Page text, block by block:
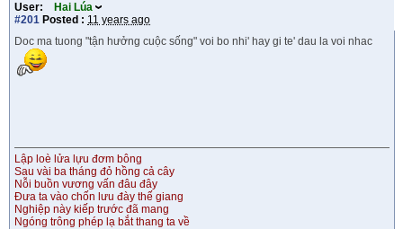
User:
Hai Lúa
#201 Posted : 11 years ago
Doc ma tuong "tận hưởng cuộc sống" voi bo nhi' hay gi te' dau la voi nhac
Lập loè lửa lựu đơm bông
Sau vài ba tháng đỏ hồng cả cây
Nỗi buồn vương vấn đâu đây
Đưa ta vào chốn lưu đày thế giang
Nghiệp này kiếp trước đã mang
Ngóng trông phép lạ bắt thang ta về